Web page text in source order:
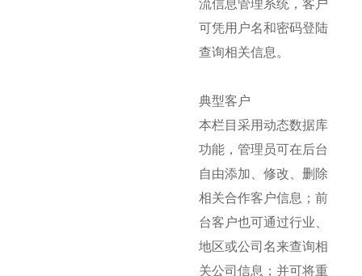
流信息管理系统，客户
可凭用户名和密码登陆
查询相关信息。
典型客户
本栏目采用动态数据库
功能，管理员可在后台
自由添加、修改、删除
相关合作客户信息；前
台客户也可通过行业、
地区或公司名来查询相
关公司信息；并可将重